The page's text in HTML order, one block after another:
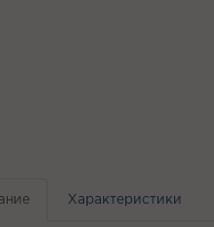
Характеристики